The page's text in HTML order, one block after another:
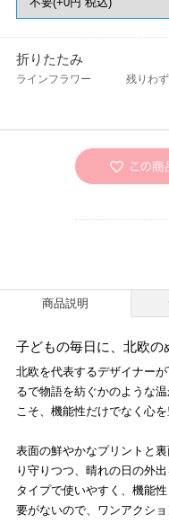
折りたたみ
ラインフラワー 残りわ
商品説明
子どもの毎日に、北欧の
北欧を代表するデザイナー
るで物語を紡ぐかのような
こそ、機能性だけでなく心
表面の鮮やかなプリントと
り守りつつ、晴れの日の外
タイプで使いやすく、機能
要がないので、ワンアクシ